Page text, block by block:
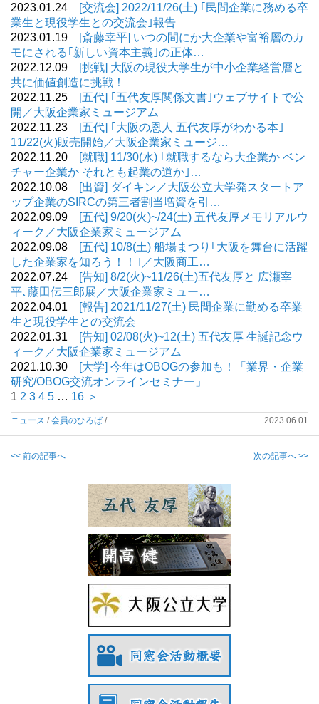
2023.01.24
[交流会] 2022/11/26(土) ｢民間企業に務める卒
業生と現役学生との交流会｣報告
2023.01.19
[斎藤幸平] いつの間にか大企業や富裕層のカ
モにされる｢新しい資本主義｣の正体…
2022.12.09
[挑戦] 大阪の現役大学生が中小企業経営層と
共に価値創造に挑戦！
2022.11.25
[五代] ｢五代友厚関係文書｣ウェブサイトで公
開／大阪企業家ミュージアム
2022.11.23
[五代] ｢大阪の恩人 五代友厚がわかる本｣
11/22(火)販売開始／大阪企業家ミュージ…
2022.11.20
[就職] 11/30(水) ｢就職するなら大企業か ベン
チャー企業か それとも起業の道か｣…
2022.10.08
[出資] ダイキン／大阪公立大学発スタートア
ップ企業のSIRCの第三者割当増資を引…
2022.09.09
[五代] 9/20(火)~/24(土) 五代友厚メモリアルウ
ィーク／大阪企業家ミュージアム
2022.09.08
[五代] 10/8(土) 船場まつり｢大阪を舞台に活躍
した企業家を知ろう！！｣／大阪商工…
2022.07.24
[告知] 8/2(火)~11/26(土)五代友厚と 広瀬宰
平､藤田伝三郎展／大阪企業家ミュー…
2022.04.01
[報告] 2021/11/27(土) 民間企業に勤める卒業
生と現役学生との交流会
2022.01.31
[告知] 02/08(火)~12(土) 五代友厚 生誕記念ウ
ィーク／大阪企業家ミュージアム
2021.10.30
[大学] 今年はOBOGの参加も！「業界・企業
研究/OBOG交流オンラインセミナー」
1 2 3 4 5 … 16 ＞
ニュース /会員のひろば / 2023.06.01
<< 前の記事へ 次の記事へ >>